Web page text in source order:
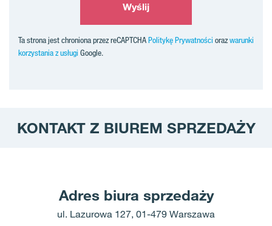
Wyślij
Ta strona jest chroniona przez reCAPTCHAPolitykę Prywatności orazwarunki
korzystania z usługi Google.
KONTAKT Z BIUREM SPRZEDAŻY
Adres biura sprzedaży
ul. Lazurowa 127, 01-479 Warszawa